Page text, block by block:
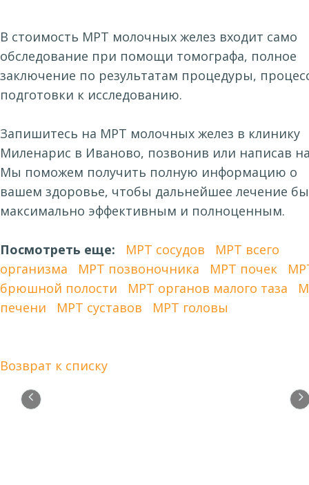
В стоимость МРТ молочных желез входит само
обследование при помощи томографа, полное
заключение по результатам процедуры,
подготовки к исследованию.
Запишитесь на МРТ молочных желез в клинику
Миленарис в Иваново, позвонив или написав
Мы поможем получить полную информацию о
вашем здоровье, чтобы дальнейшее лечение
максимально эффективным и полноценным.
Посмотреть еще: МРТ сосудов
МРТ всего
организма
МРТ позвоночника МРТ почек
брюшной полости
МРТ органов малого таза
печени
МРТ суставов МРТ головы
Возврат к списку